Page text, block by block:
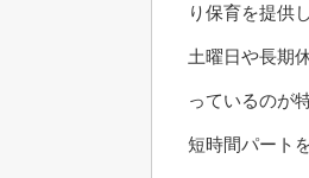
り保育を提供
土曜日や長期
っているのが
短時間パート